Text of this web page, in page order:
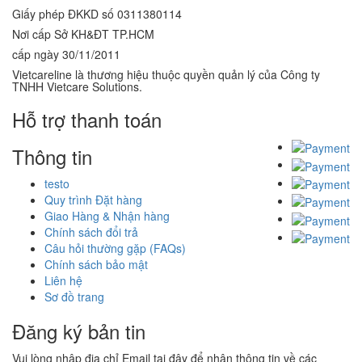
Giấy phép ĐKKD số 0311380114
Nơi cấp Sở KH&ĐT TP.HCM
cấp ngày 30/11/2011
Vietcareline là thương hiệu thuộc quyền quản lý của Công ty
TNHH Vietcare Solutions.
Hỗ trợ thanh toán
Thông tin
testo
Quy trình Đặt hàng
Giao Hàng & Nhận hàng
Chính sách đổi trả
Câu hỏi thường gặp (FAQs)
Chính sách bảo mật
Liên hệ
Sơ đồ trang
Đăng ký bản tin
Vui lòng nhập địa chỉ Email tại đây để nhận thông tin về các